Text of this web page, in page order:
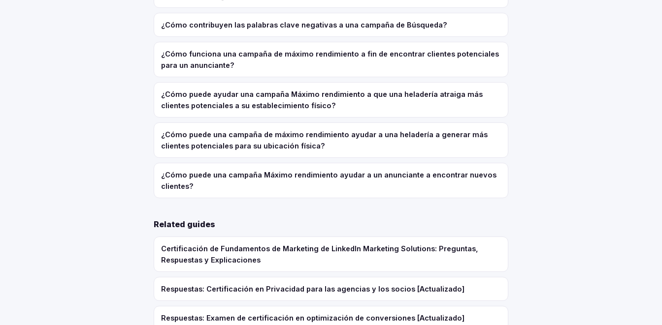
¿Cómo contribuyen las palabras clave negativas a una campaña de Búsqueda?
¿Cómo funciona una campaña de máximo rendimiento a fin de encontrar clientes potenciales
para un anunciante?
¿Cómo puede ayudar una campaña Máximo rendimiento a que una heladería atraiga más
clientes potenciales a su establecimiento físico?
¿Cómo puede una campaña de máximo rendimiento ayudar a una heladería a generar más
clientes potenciales para su ubicación física?
¿Cómo puede una campaña Máximo rendimiento ayudar a un anunciante a encontrar nuevos
clientes?
Related guides
Certificación de Fundamentos de Marketing de LinkedIn Marketing Solutions: Preguntas,
Respuestas y Explicaciones
Respuestas: Certificación en Privacidad para las agencias y los socios [Actualizado]
Respuestas: Examen de certificación en optimización de conversiones [Actualizado]